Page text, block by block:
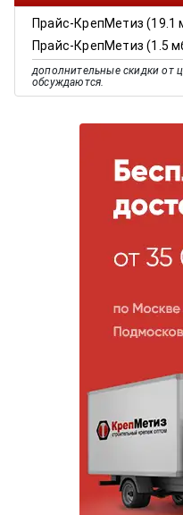
Прайс-КрепМетиз (19.1
Прайс-КрепМетиз (1.5
дополнительные скидки от
обсуждаются.